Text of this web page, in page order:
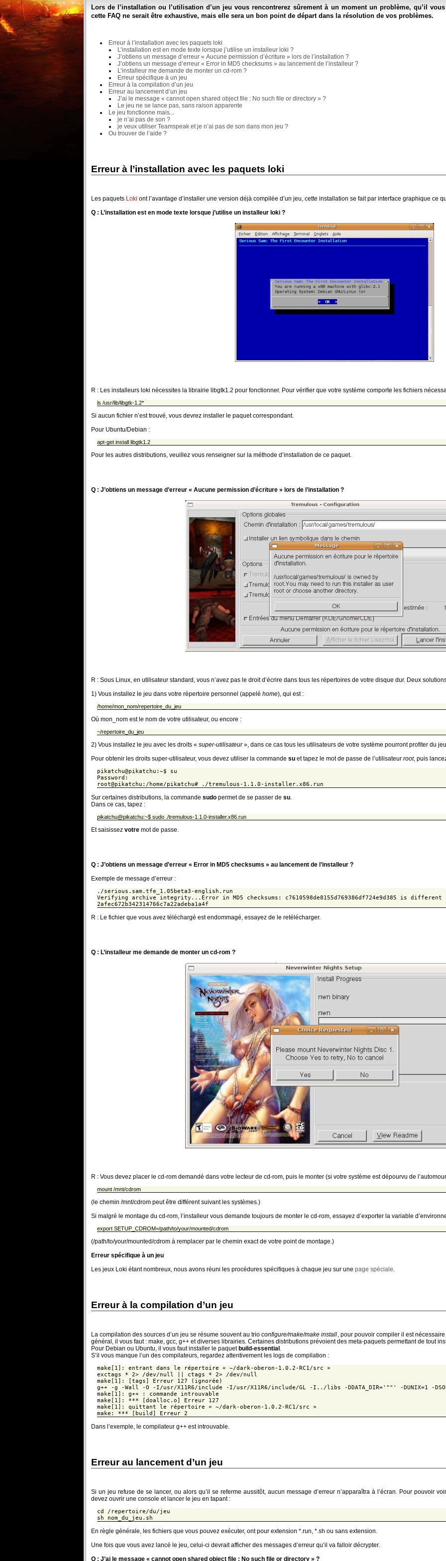
Lors de l’installation ou l’utilisation d’un jeu vous rencontrerez sûrement à un moment un problème, qu’il
cette FAQ ne serait être exhaustive, mais elle sera un bon point de départ dans la résolution de vos problèmes.
Erreur à l’installation avec les paquets loki
L’installation est en mode texte lorsque j’utilise un installeur loki ?
J’obtiens un message d’erreur « Aucune permission d’écriture » lors de l’installation ?
J’obtiens un message d’erreur « Error in MD5 checksums » au lancement de l’installeur ?
L’installeur me demande de monter un cd-rom ?
Erreur spécifique à un jeu
Erreur à la compilation d’un jeu
Erreur au lancement d’un jeu
J’ai le message « cannot open shared object file : No such file or directory » ?
Le jeu ne se lance pas, sans raison apparente
Le jeu fonctionne mais...
je n’ai pas de son ?
je veux utiliser Teamspeak et je n’ai pas de son dans mon jeu ?
Ou trouver de l’aide ?
Erreur à l’installation avec les paquets loki
Les paquets Loki ont l’avantage d’installer une version déjà compilée d’un jeu, cette installation se fait par interface graphique ce
Q : L’installation est en mode texte lorsque j’utilise un installeur loki ?
R : Les installeurs loki nécessites la librairie libgtk1.2 pour fonctionner. Pour vérifier que votre système comporte les fichiers
ls /usr/lib/libgtk-1.2*
Si aucun fichier n’est trouvé, vous devrez installer le paquet correspondant.
Pour Ubuntu/Debian :
apt-get install libgtk1.2
Pour les autres distributions, veuillez vous renseigner sur la méthode d’installation de ce paquet.
Q : J’obtiens un message d’erreur « Aucune permission d’écriture » lors de l’installation ?
R : Sous Linux, en utilisateur standard, vous n’avez pas le droit d’écrire dans tous les répertoires de votre disque dur. Deux
1) Vous installez le jeu dans votre répertoire personnel (appelé home), qui est :
/home/mon_nom/repertoire_du_jeu
Où mon_nom est le nom de votre utilisateur, ou encore :
~/repertoire_du_jeu
2) Vous installez le jeu avec les droits « super-utilisateur», dans ce cas tous les utilisateurs de votre système pourront profiter du
Pour obtenir les droits super-utilisateur, vous devez utiliser la commande su et tapez le mot de passe de l’utilisateur root, puis
pikatchu@pikatchu:~$ su
Password:
root@pikatchu:/home/pikatchu# ./tremulous-1.1.0-installer.x86.run
Sur certaines distributions, la commande sudo permet de se passer de su
Dans ce cas, tapez :
pikatchu@pikatchu:~$ sudo ./tremulous-1.1.0-installer.x86.run
Et saisissez votre mot de passe.
Q : J’obtiens un message d’erreur « Error in MD5 checksums » au lancement de l’installeur ?
Exemple de message d’erreur :
./serious.sam.tfe_1.05beta3-english.run
Verifying archive integrity...Error in MD5 checksums: c7610598de8155d769386df724e9d385 is different
2afec672b342314766c7a22adeba1a4f
R : Le fichier que vous avez téléchargé est endommagé, essayez de le retélécharger.
Q : L’installeur me demande de monter un cd-rom ?
R : Vous devez placer le cd-rom demandé dans votre lecteur de cd-rom, puis le monter (si votre système est dépourvu de
mount /mnt/cdrom
(le chemin /mnt/cdrom peut être différent suivant les systèmes.)
Si malgré le montage du cd-rom, l’installeur vous demande toujours de monter le cd-rom, essayez d’exporter la variable
export SETUP_CDROM=/path/to/your/mounted/cdrom
(/path/to/your/mounted/cdrom à remplacer par le chemin exact de votre point de montage.)
Erreur spécifique à un jeu
Les jeux Loki étant nombreux, nous avons réuni les procédures spécifiques à chaque jeu sur une page spéciale
Erreur à la compilation d’un jeu
La compilation des sources d’un jeu se résume souvent au trioconfigure/make/make install , pour pouvoir compiler il est
général, il vous faut : make, gcc, g++ et diverses librairies. Certaines distributions prévoient des meta-paquets permettant de tout
Pour Debian ou Ubuntu, il vous faut installer le paquetbuild-essential
S’il vous manque l’un des compilateurs, regardez attentivement les logs de compilation :
make[1]: entrant dans le répertoire « ~/dark-oberon-1.0.2-RC1/src »
exctags * 2> /dev/null || ctags * 2> /dev/null
make[1]: [tags] Erreur 127 (ignorée)
g++ -g -Wall -O -I/usr/X11R6/include -I/usr/X11R6/include/GL -I../libs -DDATA_DIR='""' -DUNIX=1 -
make[1]: g++ : commande introuvable
make[1]: *** [doalloc.o] Erreur 127
make[1]: quittant le répertoire « ~/dark-oberon-1.0.2-RC1/src »
make: *** [build] Erreur 2
Dans l’exemple, le compilateur g++ est introuvable.
Erreur au lancement d’un jeu
Si un jeu refuse de se lancer, ou alors qu’il se referme aussitôt, aucun message d’erreur n’apparaîtra à l’écran. Pour pouvoir
devez ouvrir une console et lancer le jeu en tapant :
cd /repertoire/du/jeu
sh nom_du_jeu.sh
En règle générale, les fichiers que vous pouvez exécuter, ont pour extension *.run, *.sh ou sans extension.
Une fois que vous avez lancé le jeu, celui-ci devrait afficher des messages d’erreur qu’il va falloir décrypter.
Q : J’ai le message « cannot open shared object file : No such file or directory » ?